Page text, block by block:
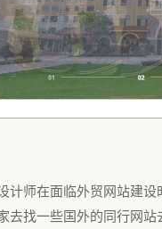
计师在面临外贸网站建
去找一些国外的同行网